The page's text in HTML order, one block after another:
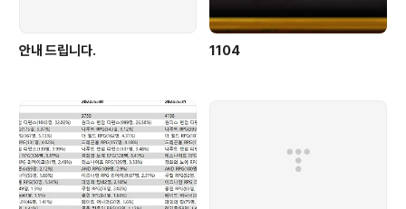
안내 드립니다. 1104